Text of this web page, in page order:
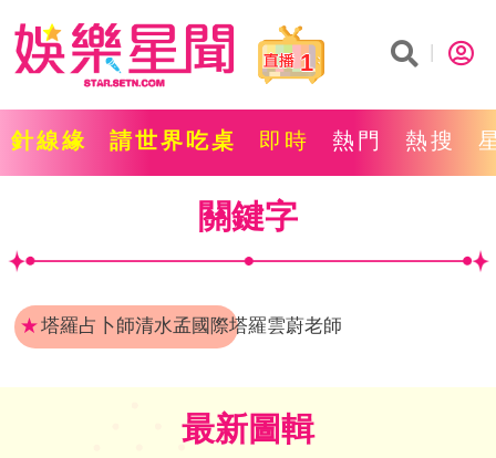
1
針線緣 請世界吃桌 即時 熱門 熱搜
關鍵字
★塔羅占卜師清水孟國際塔羅雲蔚老師
最新圖輯